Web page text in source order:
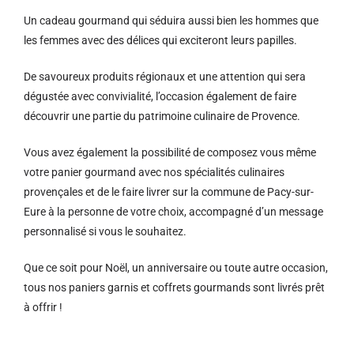
Un cadeau gourmand qui séduira aussi bien les hommes que
les femmes avec des délices qui exciteront leurs papilles.
De savoureux produits régionaux et une attention qui sera
dégustée avec convivialité, l’occasion également de faire
découvrir une partie du patrimoine culinaire de Provence.
Vous avez également la possibilité de composez vous même
votre panier gourmand avec nos spécialités culinaires
provençales et de le faire livrer sur la commune de Pacy-sur-
Eure à la personne de votre choix, accompagné d’un message
personnalisé si vous le souhaitez.
Que ce soit pour Noël, un anniversaire ou toute autre occasion,
tous nos paniers garnis et coffrets gourmands sont livrés prêt
à offrir !